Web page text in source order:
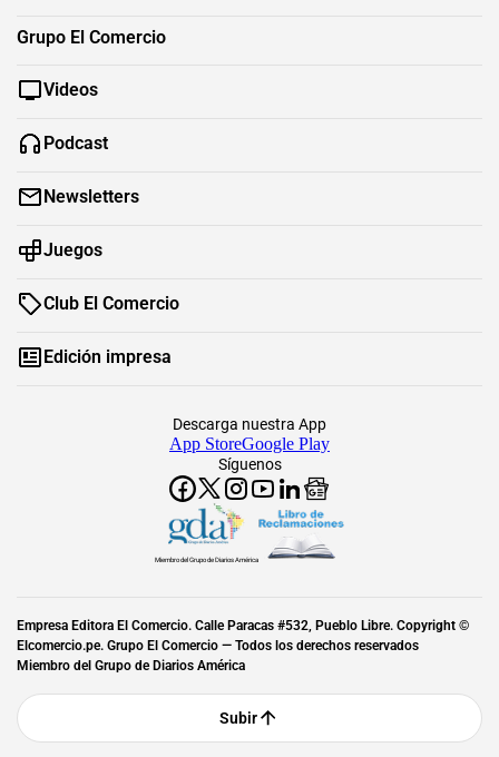
Grupo El Comercio
Videos
Podcast
Newsletters
Juegos
Club El Comercio
Edición impresa
Síguenos
Descarga nuestra App
App StoreGoogle Play
Miembro del Grupo de Diarios América
Empresa Editora El Comercio. Calle Paracas #532, Pueblo Libre. Copyright ©
Elcomercio.pe. Grupo El Comercio — Todos los derechos reservados
Miembro del Grupo de Diarios América
Subir